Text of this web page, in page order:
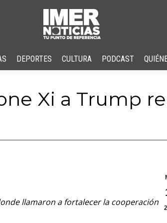
DEPORTES CULTURA PODCAST
Xi a Trump
llamaron a fortalecer la cooperación